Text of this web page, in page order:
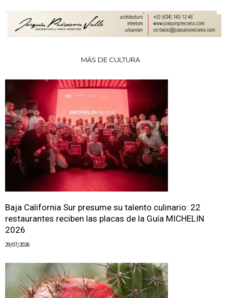
MÁS DE CULTURA
Baja California Sur presume su talento culinario: 22
restaurantes reciben las placas de la Guía MICHELIN
2026
29/07/2026